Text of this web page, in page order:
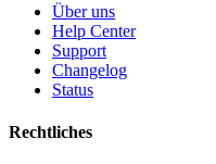
Über uns
Help Center
Support
Changelog
Status
Rechtliches